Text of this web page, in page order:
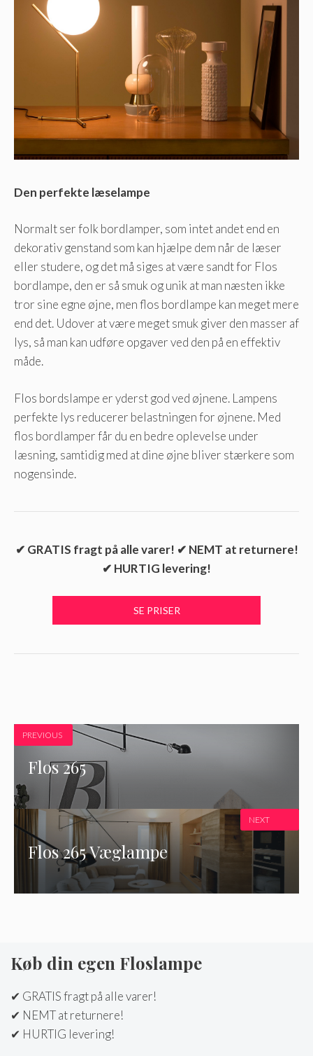
Den perfekte læselampe
Normalt ser folk bordlamper, som intet andet end en
dekorativ genstand som kan hjælpe dem når de læser
eller studere, og det må siges at være sandt for Flos
bordlampe, den er så smuk og unik at man næsten ikke
tror sine egne øjne, men flos bordlampe kan meget mere
end det. Udover at være meget smuk giver den masser af
lys, så man kan udføre opgaver ved den på en effektiv
måde.
Flos bordslampe er yderst god ved øjnene. Lampens
perfekte lys reducerer belastningen for øjnene. Med
flos bordlamper får du en bedre oplevelse under
læsning, samtidig med at dine øjne bliver stærkere som
nogensinde.
✔ GRATIS fragt på alle varer! ✔ NEMT at returnere!
✔ HURTIG levering!
PREVIOUS
Flos 265
Flos 265 Væglampe
NEXT
Køb din egen Floslampe
✔ GRATIS fragt på alle varer!
✔ NEMT at returnere!
✔ HURTIG levering!